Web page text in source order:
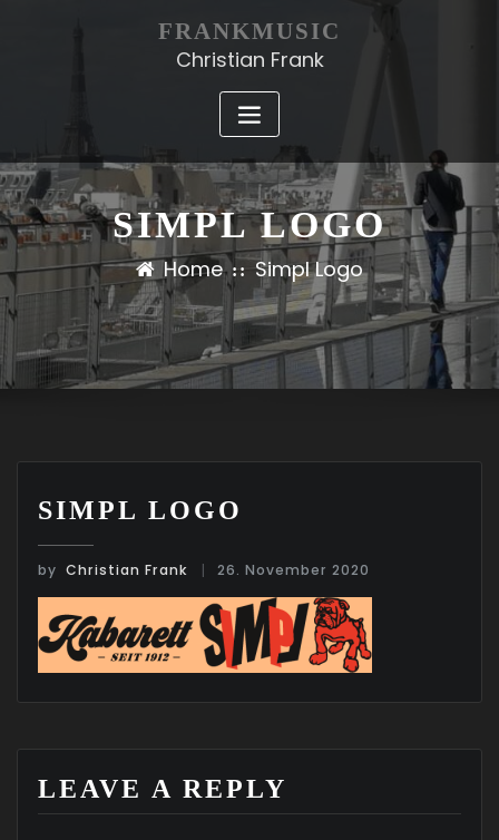
FRANKMUSIC
Christian Frank
SIMPL LOGO
Home Simpl Logo
SIMPL LOGO
by Christian Frank 26. November 2020
LEAVE A REPLY